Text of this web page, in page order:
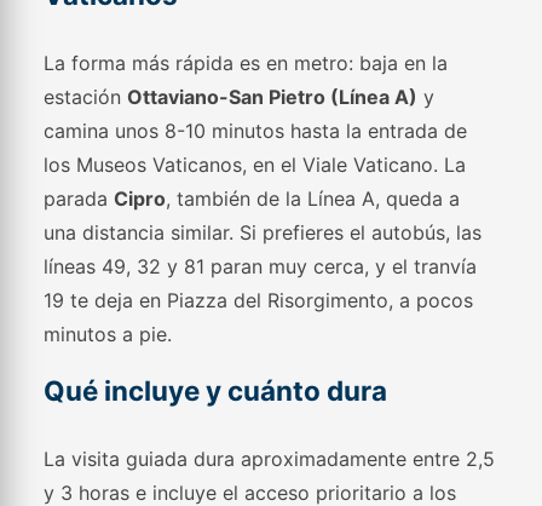
La forma más rápida es en metro: baja en la
estaciónOttaviano-San Pietro (Línea A) y
camina unos 8-10 minutos hasta la entrada de
los Museos Vaticanos, en el Viale Vaticano. La
paradaCipro, también de la Línea A, queda a
una distancia similar. Si prefieres el autobús, las
líneas 49, 32 y 81 paran muy cerca, y el tranvía
19 te deja en Piazza del Risorgimento, a pocos
minutos a pie.
Qué incluye y cuánto dura
La visita guiada dura aproximadamente entre 2,5
y 3 horas e incluye el acceso prioritario a los